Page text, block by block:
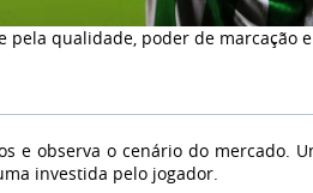
qualidade, poder de marcação
e observa o cenário do mercado.
investida pelo jogador.